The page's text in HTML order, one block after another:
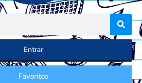
Entrar
Favoritos